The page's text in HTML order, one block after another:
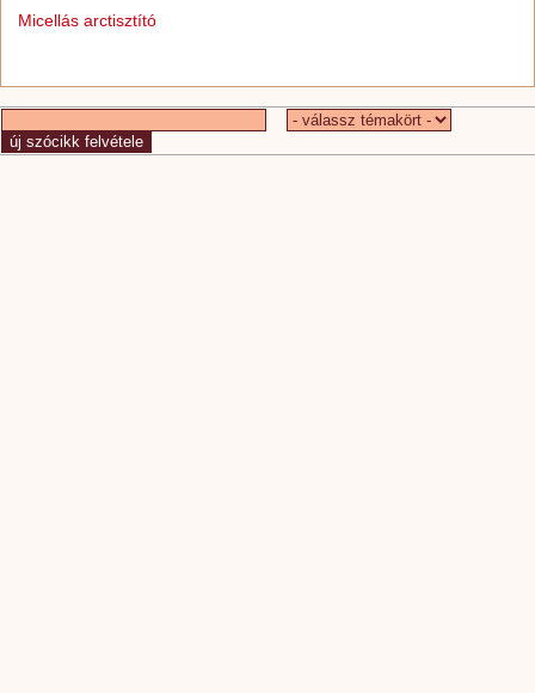
Micellás arctisztító